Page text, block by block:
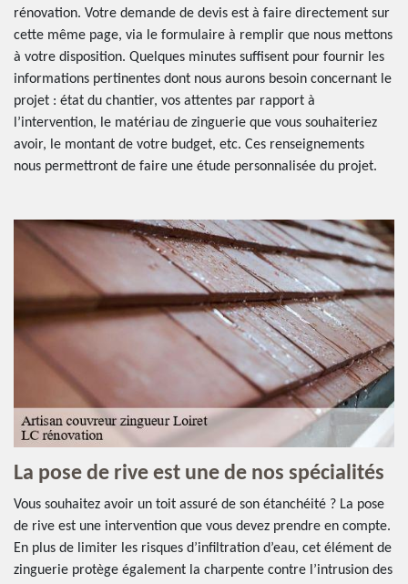
rénovation. Votre demande de devis est à faire directement sur
cette même page, via le formulaire à remplir que nous mettons
à votre disposition. Quelques minutes suffisent pour fournir les
informations pertinentes dont nous aurons besoin concernant le
projet : état du chantier, vos attentes par rapport à
l’intervention, le matériau de zinguerie que vous souhaiteriez
avoir, le montant de votre budget, etc. Ces renseignements
nous permettront de faire une étude personnalisée du projet.
La pose de rive est une de nos spécialités
Vous souhaitez avoir un toit assuré de son étanchéité ? La pose
de rive est une intervention que vous devez prendre en compte.
En plus de limiter les risques d’infiltration d’eau, cet élément de
zinguerie protège également la charpente contre l’intrusion des